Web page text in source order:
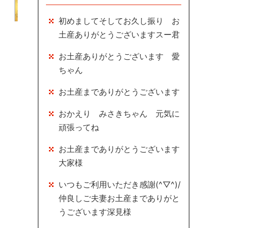
初めましてそしてお久し振り お
土産ありがとうございますスー君
お土産ありがとうございます 愛
ちゃん
お土産までありがとうございます
おかえり みさきちゃん 元気に
頑張ってね
お土産までありがとうございます
大家様
いつもご利用いただき感謝(^▽^)/
仲良しご夫妻お土産までありがと
うございます深見様